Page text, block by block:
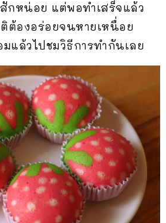
สักหน่อย แต่พอทำเสร็จแล้ว
ติต้องอร่อยจนหายเหนื่อย
แล้วไปชมวิธีการทำกันเลย